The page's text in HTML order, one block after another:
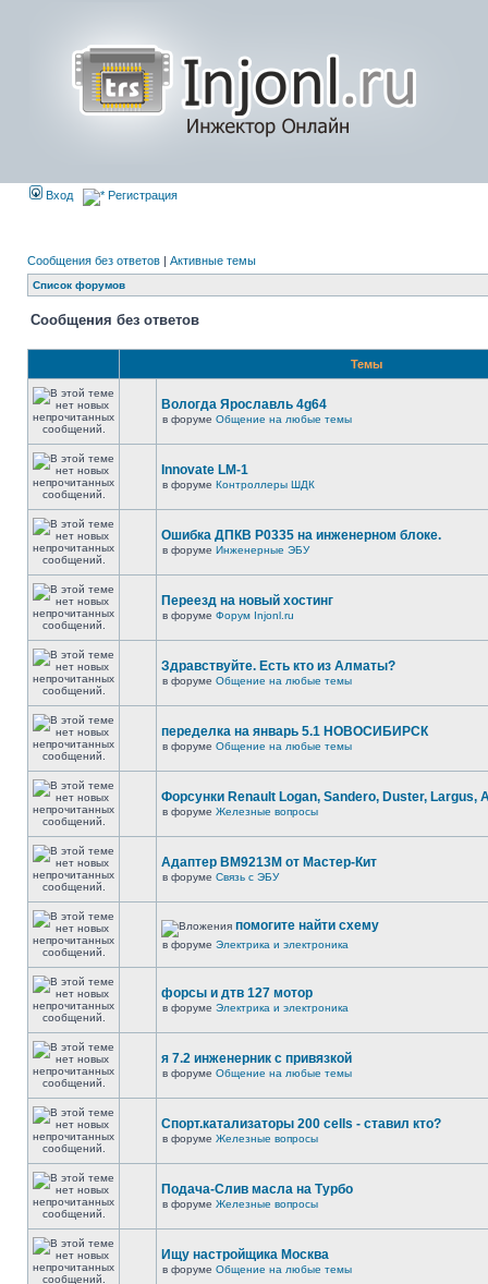
Вход Регистрация
Сообщения без ответов | Активные темы
Список форумов
Сообщения без ответов
Темы
Вологда Ярославль 4g64
в форуме Общение на любые темы
Innovate LM-1
в форуме Контроллеры ШДК
Ошибка ДПКВ Р0335 на инженерном блоке.
в форуме Инженерные ЭБУ
Переезд на новый хостинг
в форуме Форум Injonl.ru
Здравствуйте. Есть кто из Алматы?
в форуме Общение на любые темы
переделка на январь 5.1 НОВОСИБИРСК
в форуме Общение на любые темы
Форсунки Renault Logan, Sandero, Duster, Largus,
в форуме Железные вопросы
Адаптер BM9213M от Мастер-Кит
в форуме Связь с ЭБУ
помогите найти схему
в форуме Электрика и электроника
форсы и дтв 127 мотор
в форуме Электрика и электроника
я 7.2 инженерник с привязкой
в форуме Общение на любые темы
Спорт.катализаторы 200 cells - ставил кто?
в форуме Железные вопросы
Подача-Слив масла на Турбо
в форуме Железные вопросы
Ищу настройщика Москва
в форуме Общение на любые темы